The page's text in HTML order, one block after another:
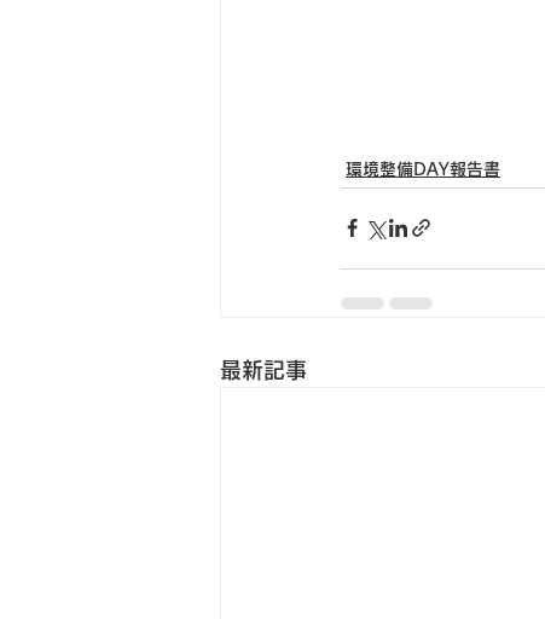
環境整備DAY報告書
最新記事